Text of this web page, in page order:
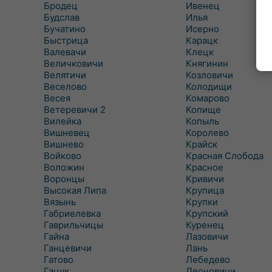
Бродец
Будслав
Бучатино
Быстрица
Валевачи
Величковичи
Велятичи
Веселово
Весея
Ветеревичи 2
Вилейка
Вишневец
Вишнево
Войково
Воложин
Воронцы
Высокая Липа
Вязынь
Габриелевка
Гаврильчицы
Гайна
Ганцевичи
Гатово
Ивенец
Илья
Исерно
Карацк
Клецк
Княгинин
Козловичи
Колодищи
Комарово
Копище
Копыль
Королево
Крайск
Красная Слобода
Красное
Кривичи
Крупица
Крупки
Крупский
Куренец
Лазовичи
Лань
Лебедево